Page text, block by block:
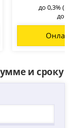
до 0,3%
до 45
Онлайн-
и сроку